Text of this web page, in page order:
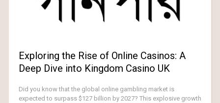
Exploring the Rise of Online Casinos: A
Deep Dive into Kingdom Casino UK
Did you know that the global online gambling market is
expected to surpass $127 billion by 2027? This explosive growth